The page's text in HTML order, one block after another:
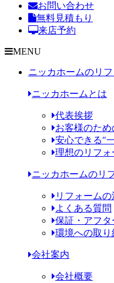
お問い合わせ
無料見積もり
来店予約
MENU
ニッカホームのリ
ニッカホームとは
代表挨拶
お客様のた
安心できる"
理想のリフ
ニッカホームのリ
リフォームの
よくある質問
保証・アフタ
環境への取り
会社案内
会社概要